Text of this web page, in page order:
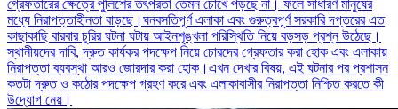
গ্রেফতারের ক্ষেত্রে পুলিশের তৎপরতা তেমন চোখে পড়ছে না। ফলে সাধারণ মানুষের
মধ্যে নিরাপত্তাহীনতা বাড়ছে।ঘনবসতিপূর্ণ এলাকা এবং গুরুত্বপূর্ণ সরকারি দপ্তরের এত
কাছাকাছি বারবার চুরির ঘটনা ঘটায় আইনশৃঙ্খলা পরিস্থিতি নিয়ে বড়সড় প্রশ্ন উঠেছে।
স্থানীয়দের দাবি, দ্রুত কার্যকর পদক্ষেপ নিয়ে চোরদের গ্রেফতার করা হোক এবং এলাকায়
নিরাপত্তা ব্যবস্থা আরও জোরদার করা হোক।এখন দেখার বিষয়, এই ঘটনার পর প্রশাসন
কতটা দ্রুত ও কঠোর পদক্ষেপ গ্রহণ করে এবং এলাকাবাসীর নিরাপত্তা নিশ্চিত করতে কী
উদ্যোগ নেয়।